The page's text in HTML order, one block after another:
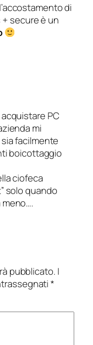
di
secure è un
PC
mi
sia facilmente
boicottaggio
ciofeca
solo quando
pubblicato. I
*